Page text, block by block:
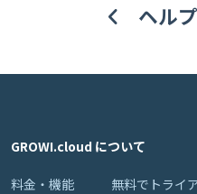
ヘル
GROWI.cloud について
料金・機能
無料でトライ